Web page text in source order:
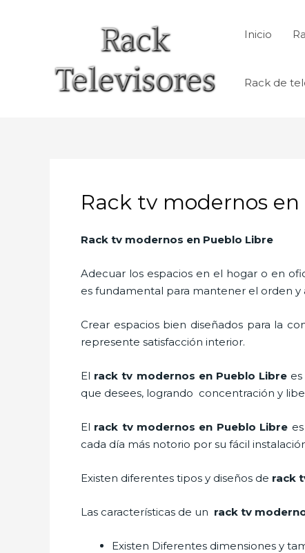
Inicio
Rack de
Rack tv modernos
Rack tv modernos en Pueblo Libre
Adecuar los espacios en el hogar o en
es fundamental para mantener el orden
Crear espacios bien diseñados para la
represente satisfacción interior.
El rack tv modernos en Pueblo Libre
que desees, logrando concentración y
El rack tv modernos en Pueblo Libre
cada día más notorio por su fácil
Existen diferentes tipos y diseños de rack
Las características de un rack tv
Existen Diferentes dimensiones y